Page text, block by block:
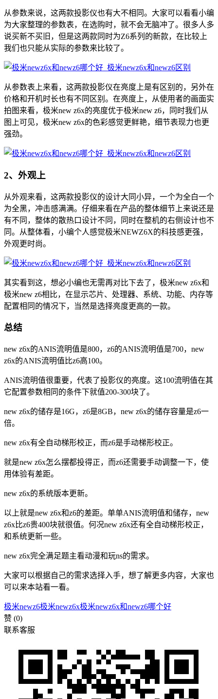
从参数来说，这两款投影仪也有大不相同。大家可以看看小编
为大家整理的参数表，在选购时，就不会无脑冲了。很多人多
说买新不买旧，但是这两款同时为Z6系列的新款，在比较上
我们也只能从实际的参数来比较了。
从参数表上来看，这两款投影仪在亮度上是有区别的，另外在
价格和开机时长也有不同区别。在亮度上，从使用者的画面实
拍图来看，极米new z6x的亮度优于极米new z6，同时我们从
图上可见，极米new z6x的色彩感觉更鲜艳，细节表现力也更
强劲。
2、外观上
从外观来看，这两款投影仪的设计大同小异，一个为全白一个
为全黑，冲击感满满。仔细来看在产品的整体细节上来说还是
有不同，整体的散热口设计不同，同时在整机的右侧设计也不
同。从整体看，小编个人感觉极米NEWZ6X的科技感更强，
外观更时尚。
其实看到这，想必小编也无需再对比下去了，极米new z6x和
极米new z6相比，在显示芯片、处理器、系统、功能、内存等
配置相同的情况下，当然是选择亮度更高的一款。
总结
new z6x的ANIS流明值是800，z6的ANIS流明值是700，new
z6x的ANIS流明值比z6高100。
ANIS流明值很重要，代表了投影仪的亮度。这100流明值在其
它配置参数相同的条件下就值200-300块了。
new z6x的储存是16G，z6是8GB，new z6x的储存容量是z6一
倍。
new z6x有全自动梯形校正，而z6是手动梯形校正。
就是new z6x怎么摆都投得正，而z6还需要手动调整一下，使
用体验有差距。
new z6x的系统版本更新。
以上就是new z6x和z6的差距。单单ANIS流明值和储存，new
z6x比z6贵400块就很值。何况new z6x还有全自动梯形校正，
和系统更新一些。
new z6x完全满足题主看动漫和玩ns的需求。​
大家可以根据自己的需求选择入手，想了解更多内容，大家也
可以来本站看一看。
极米newz6极米newz6x极米newz6x和newz6哪个好
赞 (0)
联系客服